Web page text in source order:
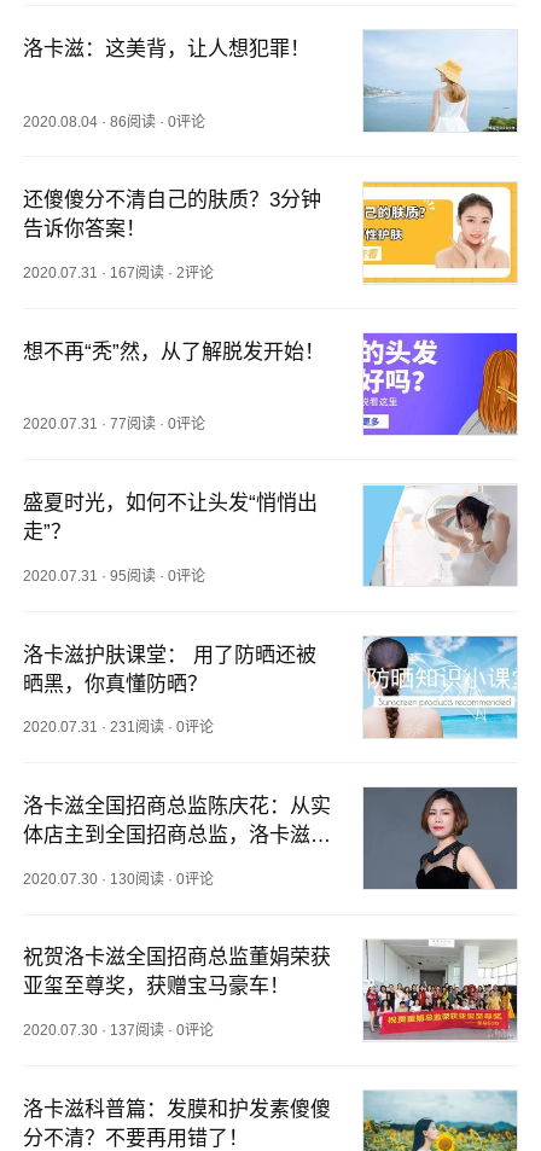
洛卡滋：这美背，让人想犯罪！
2020.08.04 ·86阅读 ·0评论
还傻傻分不清自己的肤质？3分钟
告诉你答案！
2020.07.31 · 167阅读 ·2评论
想不再“秃”然，从了解脱发开始！
2020.07.31 ·77阅读 ·0评论
盛夏时光，如何不让头发“悄悄出
走”？
2020.07.31 ·95阅读 ·0评论
洛卡滋护肤课堂： 用了防晒还被
晒黑，你真懂防晒？
2020.07.31 ·231阅读 ·0评论
洛卡滋全国招商总监陈庆花：从实
体店主到全国招商总监，洛卡滋让
2020.07.30 · 130阅读 ·0评论
祝贺洛卡滋全国招商总监董娟荣获
亚玺至尊奖，获赠宝马豪车！
2020.07.30 · 137阅读 ·0评论
洛卡滋科普篇：发膜和护发素傻傻
分不清？不要再用错了！